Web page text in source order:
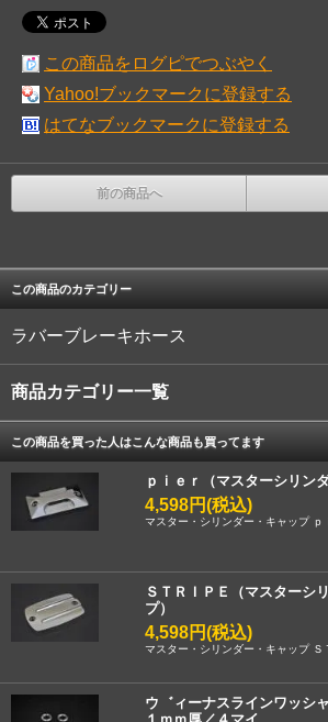
この商品をログピでつぶやく
Yahoo!ブックマークに登録する
はてなブックマークに登録する
前の商品へ
この商品のカテゴリー
ラバーブレーキホース
商品カテゴリー一覧
この商品を買った人はこんな商品も買ってます
ｐｉｅｒ（マスターシリン
4,598円(税込)
マスター・シリンダー・キャップ ｐ
ＳＴＲＩＰＥ（マスターシ
プ）
4,598円(税込)
マスター・シリンダー・キャップ Ｓ
ウ゛ィーナスラインワッシ